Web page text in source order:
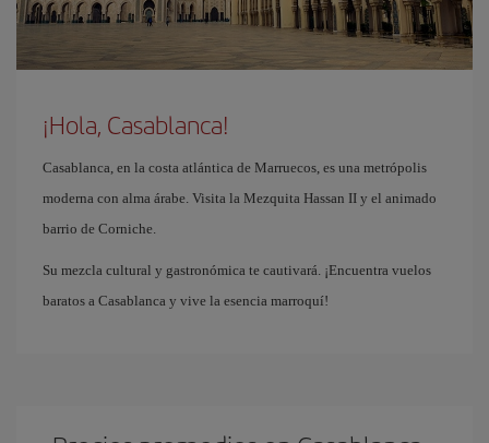
¡Hola, Casablanca!
Casablanca, en la costa atlántica de Marruecos, es una metrópolis
moderna con alma árabe. Visita la Mezquita Hassan II y el animado
barrio de Corniche.
Su mezcla cultural y gastronómica te cautivará. ¡Encuentra vuelos
baratos a Casablanca y vive la esencia marroquí!